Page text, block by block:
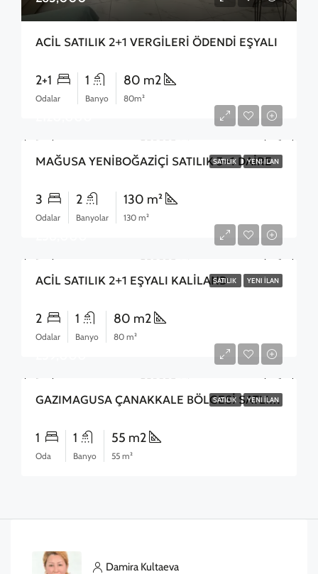
ACİL SATILIK 2+1 VERGİLERİ ÖDENDİ EŞYALI
2+1
Odalar
1
Banyo
80 m2
80m²
SATILIK YENI İLAN
MAĞUSA YENİBOĞAZİÇİ SATILIK 3+1 DAİRE
3
Odalar
2
Banyolar
130 m²
130 m²
SATILIK YENI İLAN
ACİL SATILIK 2+1 EŞYALI KALİLAND
2
Odalar
1
Banyo
80 m2
80 m²
SATILIK YENI İLAN
GAZIMAGUSA ÇANAKKALE BÖLGESİ SATLIK 2+1 DAİRE
1
Oda
1
Banyo
55 m2
55 m²
Damira Kultaeva